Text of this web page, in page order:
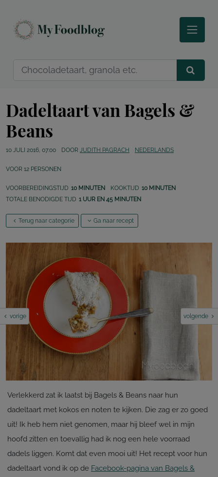
Dadeltaart van Bagels &
Beans
10 JULI 2016, 07:00 DOOR JUDITH PAGRACH NEDERLANDS
VOOR 12 PERSONEN
VOORBEREIDINGSTIJD 10 MINUTEN KOOKTIJD 10 MINUTEN
TOTALE BENODIGDE TIJD 1 UUR EN 45 MINUTEN
Terug naar categorie Ga naar recept
vorige volgende
Verlekkerd zat ik laatst bij Bagels & Beans naar hun
dadeltaart met kokos en noten te kijken. Die zag er zo goed
uit! Ik heb hem niet genomen, maar hij bleef wel in mijn
hoofd zitten en toevallig had ik nog een hele voorraad
dadels liggen. Komt dat even mooi uit! Het recept voor hun
dadeltaart vond ik op de Facebook-pagina van Bagels &